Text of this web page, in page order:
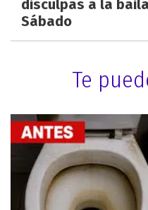
disculpas a la
Sábado
Te